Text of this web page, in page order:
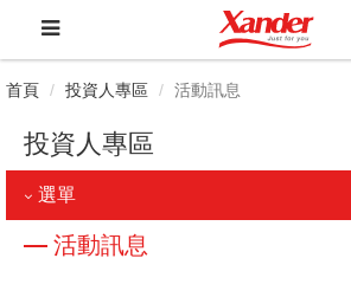
首頁 投資人專區 活動訊息
投資人專區
選單
活動訊息